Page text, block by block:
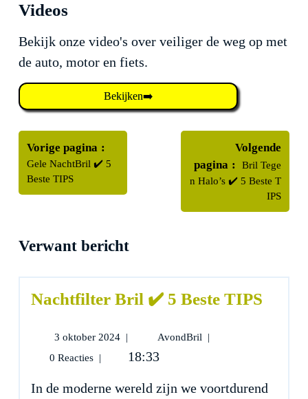
Videos
Bekijk onze video's over veiliger de weg op met
de auto, motor en fiets.
Bekijken➡️
Bericht
navigatie
Vorige pagina
berichten
Gele NachtBril ✔️ 5
Beste TIPS
Volgende
pagina
Nieuwere
berichten
Bril Tege
n Halo’s ✔️ 5 Beste T
IPS
Verwant bericht
Nachtfilter Bril ✔️ 5 Beste TIPS
3 oktober 2024 3
2024
| AvondBril
Nachtfilter
Beste
|
0 Reacties | 18:33
In de moderne wereld zijn we voortdurend